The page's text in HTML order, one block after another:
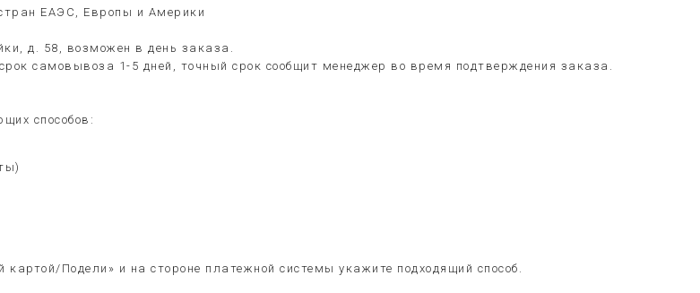
ЕАЭС, Европы и Америки
д. 58, возможен в день заказа.
самовывоза 1-5 дней, точный срок сообщит менеджер во время подтверждения заказа.
способов:
Подели» и на стороне платежной системы укажите подходящий способ.